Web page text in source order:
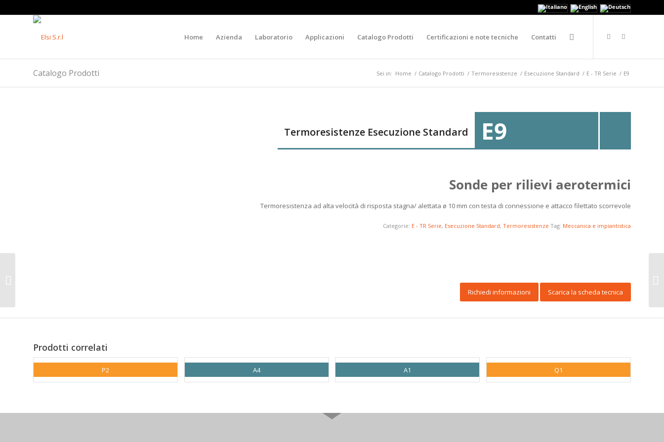
Home Azienda Laboratorio Applicazioni Catalogo Prodotti Certificazioni e note tecniche Contatti
Catalogo Prodotti Sei in: Home / Catalogo Prodotti / Termoresistenze / Esecuzione Standard / E - TR Serie / E9
Termoresistenze Esecuzione Standard E9
Sonde per rilievi aerotermici
Termoresistenza ad alta velocità di risposta stagna/ alettata ø 10 mm con testa di connessione e attacco filettato scorrevole
Categorie: E - TR Serie, Esecuzione Standard, Termoresistenze Tag: Meccanica e impiantistica
Richiedi informazioni Scarica la scheda tecnica
Prodotti correlati
P2 A4 A1 Q1